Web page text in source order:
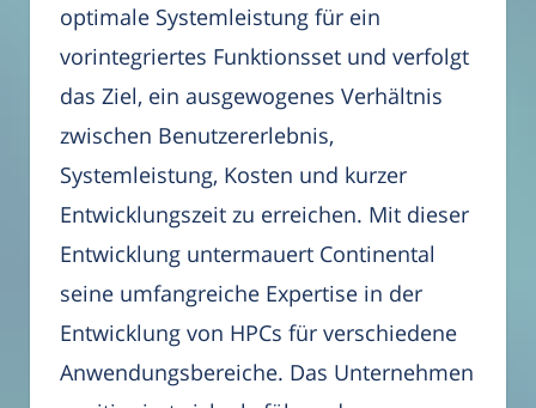
optimale Systemleistung für ein
vorintegriertes Funktionsset und verfolgt
das Ziel, ein ausgewogenes Verhältnis
zwischen Benutzererlebnis,
Systemleistung, Kosten und kurzer
Entwicklungszeit zu erreichen. Mit dieser
Entwicklung untermauert Continental
seine umfangreiche Expertise in der
Entwicklung von HPCs für verschiedene
Anwendungsbereiche. Das Unternehmen